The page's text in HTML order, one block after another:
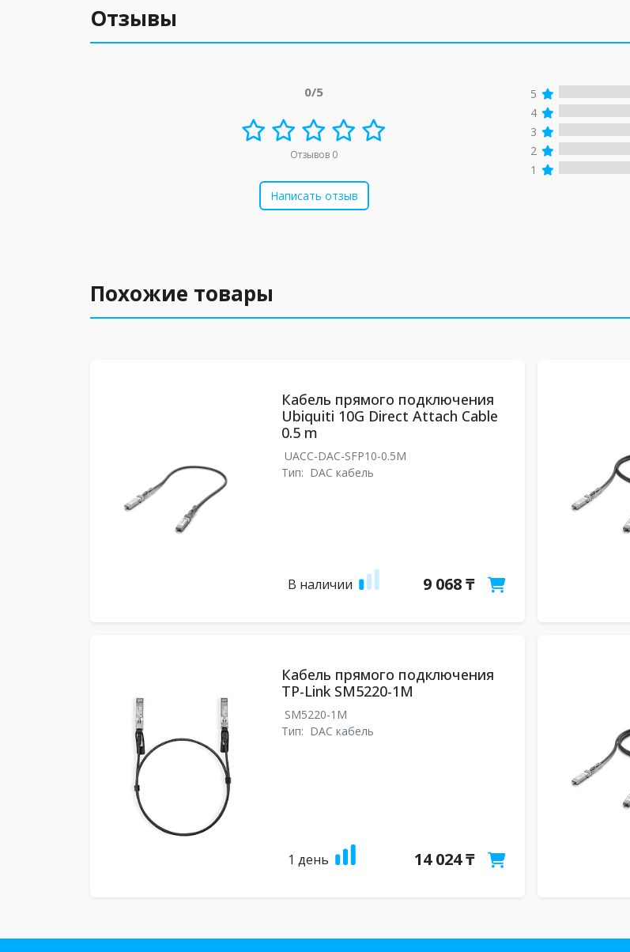
Отзывы
0/5
Отзывов 0
Написать отзыв
5
4
3
2
1
Похожие товары
Кабель прямого подключения
Ubiquiti 10G Direct Attach Cable
0.5 m
UACC-DAC-SFP10-0.5M
Тип: DAC кабель
В наличии 9 068 ₸
Кабель прямого подключения
TP-Link SM5220-1M
SM5220-1M
Тип: DAC кабель
1 день 14 024 ₸